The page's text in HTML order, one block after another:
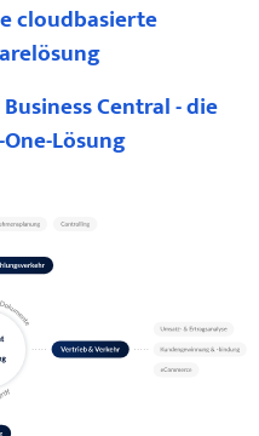
cloudbasierte
Central - die
Lösung